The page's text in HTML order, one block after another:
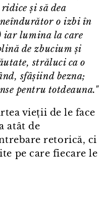
și să dea
o izbi în
iar lumina la care
de zbucium și
străluci ca o
sfâșiind bezna;
pentru totdeauna."
vieții de le face
atât de
retorică, ci
pe care fiecare le